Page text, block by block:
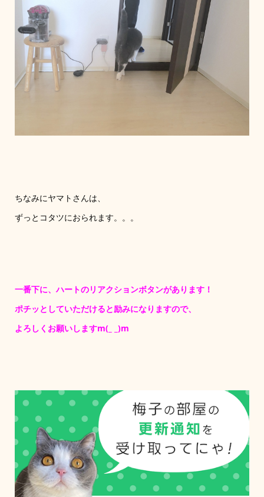
ちなみにヤマトさんは、
ずっとコタツにおられます。。。
一番下に、ハートのリアクションボタンがあります！
ポチッとしていただけると励みになりますので、
よろしくお願いしますm(_ _)m